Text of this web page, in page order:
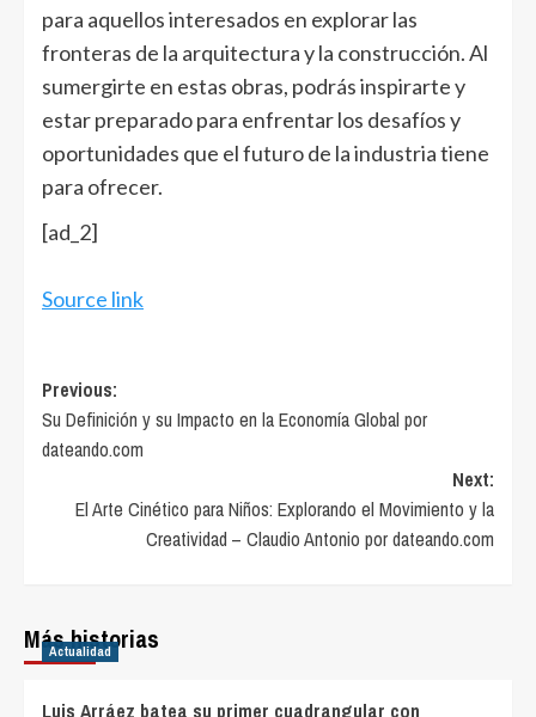
para aquellos interesados en explorar las
fronteras de la arquitectura y la construcción. Al
sumergirte en estas obras, podrás inspirarte y
estar preparado para enfrentar los desafíos y
oportunidades que el futuro de la industria tiene
para ofrecer.
[ad_2]
Source link
Post
navigation
Previous:
Su Definición y su Impacto en la Economía Global por
dateando.com
Next:
El Arte Cinético para Niños: Explorando el Movimiento y la
Creatividad – Claudio Antonio por dateando.com
Más historias
Actualidad
Luis Arráez batea su primer cuadrangular con